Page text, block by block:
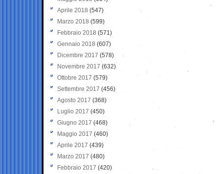
Aprile 2018 (547)
Marzo 2018 (599)
Febbraio 2018 (571)
Gennaio 2018 (607)
Dicembre 2017 (578)
Novembre 2017 (632)
Ottobre 2017 (579)
Settembre 2017 (456)
Agosto 2017 (368)
Luglio 2017 (450)
Giugno 2017 (468)
Maggio 2017 (460)
Aprile 2017 (439)
Marzo 2017 (480)
Febbraio 2017 (420)